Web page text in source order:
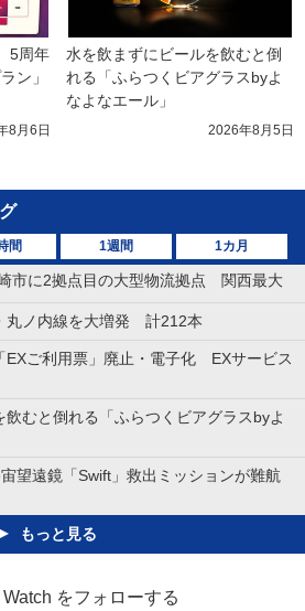
5周年
ン」
8月6日
水を飲まずにビールを飲むと倒
れる「ふらつくビアグラスbyよ
なよなエール」
2026年8月5日
間 1週間 1カ月
市に2拠点目の大型物流拠点 関西最大
丸ノ内線を大増発 計212本
EXご利用票」廃止・電子化 EXサービス
むと倒れる「ふらつくビアグラスbyよ
望遠鏡「Swift」救出ミッションが難航
もっと見る
Watch をフォローする